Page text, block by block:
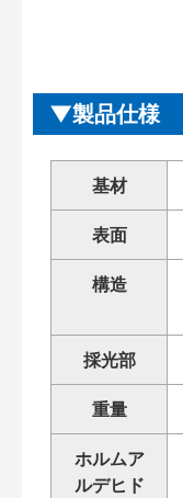
製品仕様
基材
表面
構造
採光部
重量
ホルムア
ルデヒド